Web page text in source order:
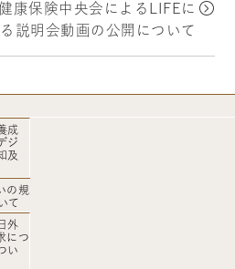
康保険中央会によるLIFEに
説明会動画の公開について
成
ジ
及
の規
て
外
につ
い